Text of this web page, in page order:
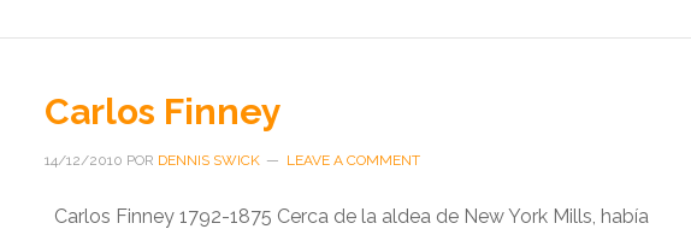
Carlos Finney
14/12/2010 POR DENNIS SWICK LEAVE A COMMENT
Carlos Finney 1792-1875 Cerca de la aldea de New York Mills, había